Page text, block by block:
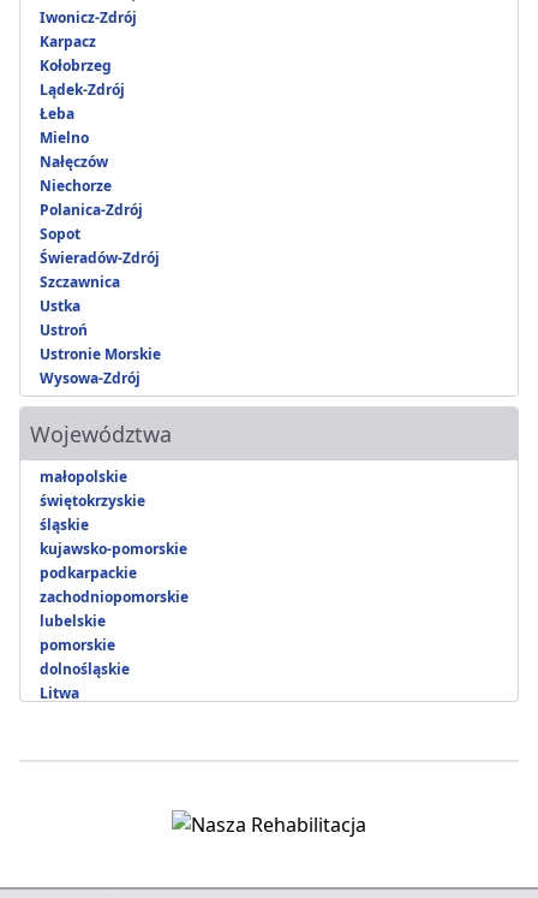
Iwonicz-Zdrój
Karpacz
Kołobrzeg
Lądek-Zdrój
Łeba
Mielno
Nałęczów
Niechorze
Polanica-Zdrój
Sopot
Świeradów-Zdrój
Szczawnica
Ustka
Ustroń
Ustronie Morskie
Wysowa-Zdrój
Województwa
małopolskie
świętokrzyskie
śląskie
kujawsko-pomorskie
podkarpackie
zachodniopomorskie
lubelskie
pomorskie
dolnośląskie
Litwa